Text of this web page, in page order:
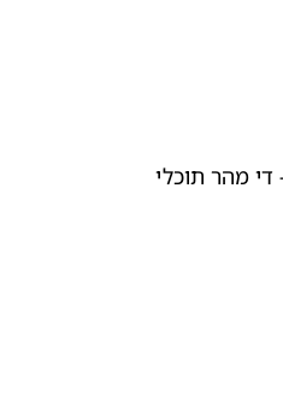
בשבוע 40 להריון, התינוק שלך בגודל של דלעת: בממוצע, תינוקות שוקלים בין 2.7-4 קילוגרם בלידתם, ואורכם בין 47-51 ס"מ. מדובר על ממוצע בלבד - די מהר תוכלי